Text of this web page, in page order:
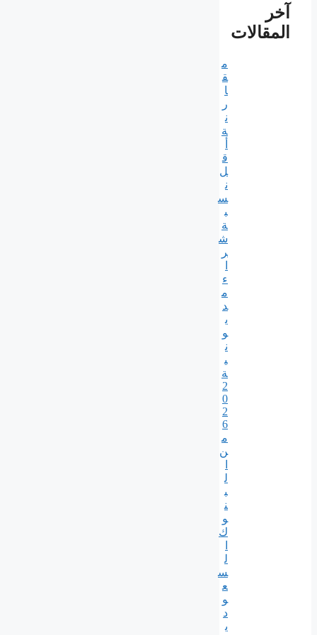
آخر
المقالات
م
ق
ا
ر
ن
ة
ق
ل
ن
س
ب
ة
ش
ر
ء
م
د
ي
و
ن
ي
ة
2
0
2
6
م
ن
ل
ب
ن
و
ك
ل
س
ع
و
د
ي